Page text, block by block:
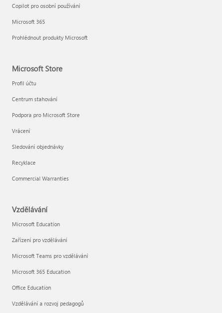
Copilot pro osobní používání
Microsoft 365
Prohlédnout produkty Microsoft
Microsoft Store
Profil účtu
Centrum stahování
Podpora pro Microsoft Store
Vrácení
Sledování objednávky
Recyklace
Commercial Warranties
Vzdělávání
Microsoft Education
Zařízení pro vzdělávání
Microsoft Teams pro vzdělávání
Microsoft 365 Education
Office Education
Vzdělávání a rozvoj pedagogů